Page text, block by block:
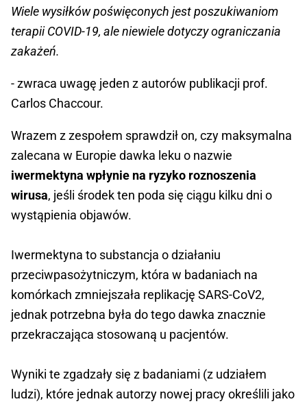
Wiele wysiłków poświęconych jest poszukiwaniom
terapii COVID-19, ale niewiele dotyczy ograniczania
zakażeń.
- zwraca uwagę jeden z autorów publikacji prof.
Carlos Chaccour.
Wrazem z zespołem sprawdził on, czy maksymalna
zalecana w Europie dawka leku o nazwie
iwermektyna wpłynie na ryzyko roznoszenia
wirusa, jeśli środek ten poda się ciągu kilku dni o
wystąpienia objawów.
Iwermektyna to substancja o działaniu
przeciwpasożytniczym, która w badaniach na
komórkach zmniejszała replikację SARS-CoV2,
jednak potrzebna była do tego dawka znacznie
przekraczająca stosowaną u pacjentów.
Wyniki te zgadzały się z badaniami (z udziałem
ludzi), które jednak autorzy nowej pracy określili jako